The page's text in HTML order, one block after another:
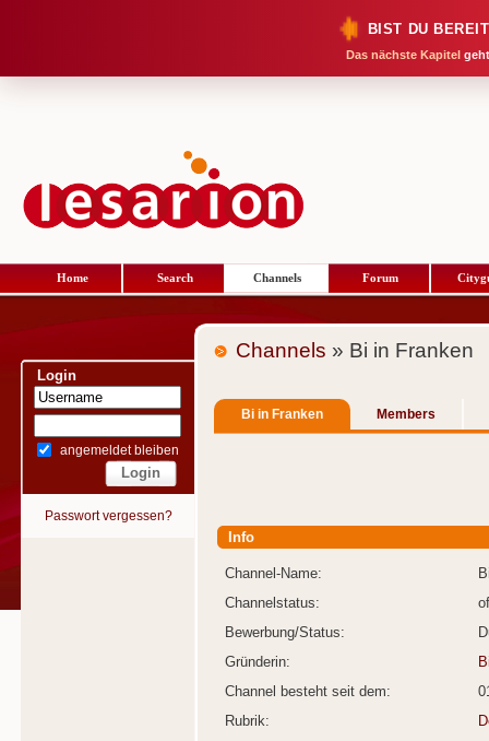
BIST DU
Das nächste Kapitel
Home Search Channels Forum
Login
angemeldet bleiben
Passwort vergessen?
Channels » Bi in Franken
Bi in Franken Members
Info
Channel-Name:
Channelstatus:
Bewerbung/Status:
Gründerin:
Channel besteht seit dem:
Rubrik: